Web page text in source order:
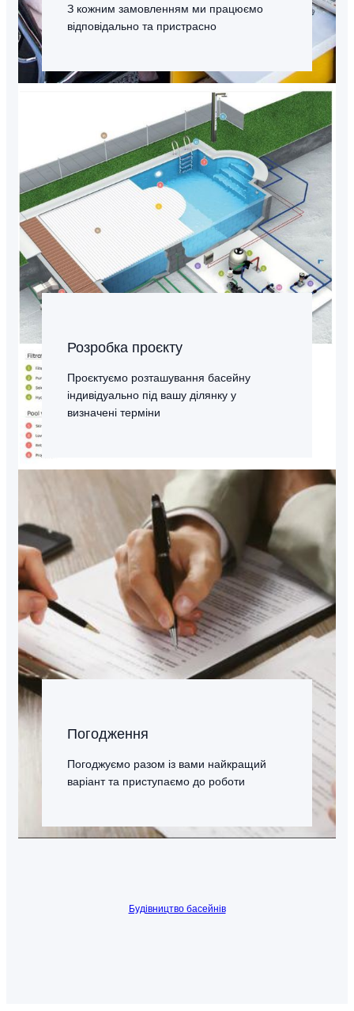
З кожним замовленням ми працюємо
відповідально та пристрасно
Розробка проєкту
Проєктуємо розташування басейну
індивідуально під вашу ділянку у
визначені терміни
Погодження
Погоджуємо разом із вами найкращий
варіант та приступаємо до роботи
Будівництво басейнів